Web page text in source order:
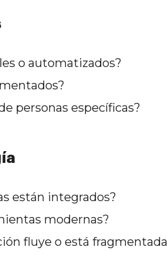
o automatizados?
personas específicas?
están integrados?
modernas?
fluye o está